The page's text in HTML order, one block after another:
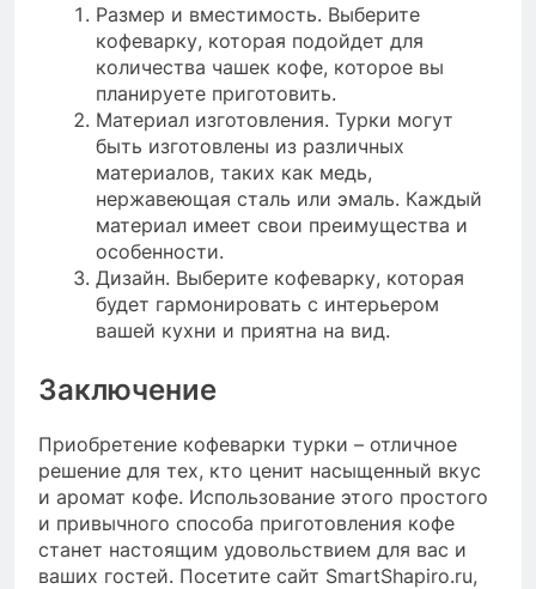
Размер и вместимость. Выберите
кофеварку, которая подойдет для
количества чашек кофе, которое вы
планируете приготовить.
Материал изготовления. Турки могут
быть изготовлены из различных
материалов, таких как медь,
нержавеющая сталь или эмаль. Каждый
материал имеет свои преимущества и
особенности.
Дизайн. Выберите кофеварку, которая
будет гармонировать с интерьером
вашей кухни и приятна на вид.
Заключение
Приобретение кофеварки турки – отличное
решение для тех, кто ценит насыщенный вкус
и аромат кофе. Использование этого простого
и привычного способа приготовления кофе
станет настоящим удовольствием для вас и
ваших гостей. Посетите сайт SmartShapiro.ru,